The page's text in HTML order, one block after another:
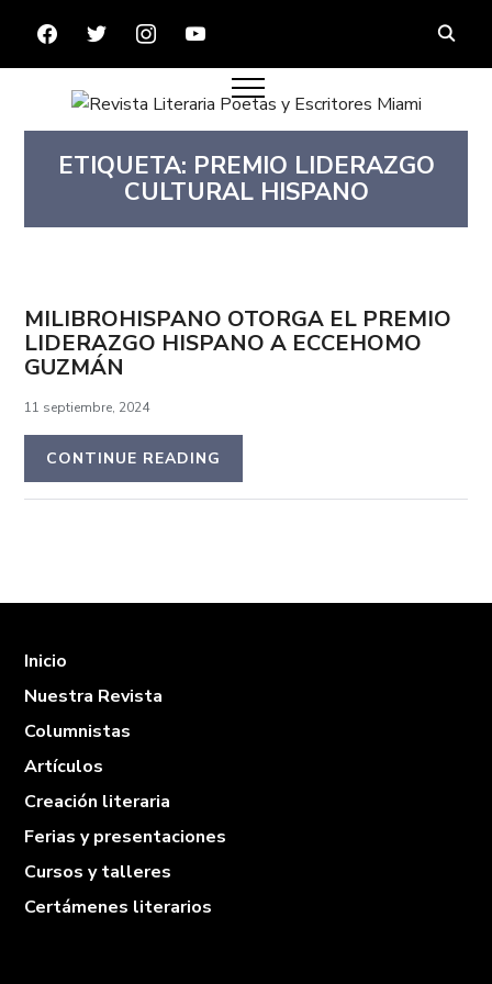
FACEBOOKTWITTERINSTAGRAMYOUTUBE
ETIQUETA: PREMIO LIDERAZGO
CULTURAL HISPANO
MILIBROHISPANO OTORGA EL PREMIO
LIDERAZGO HISPANO A ECCEHOMO
GUZMÁN
11 septiembre, 2024
CONTINUE READING
Inicio
Nuestra Revista
Columnistas
Artículos
Creación literaria
Ferias y presentaciones
Cursos y talleres
Certámenes literarios